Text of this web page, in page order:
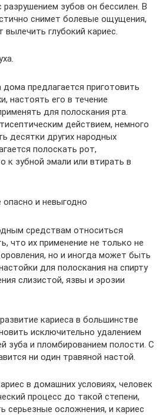
зубов он бессилен. В
снимет болевые ощущения,
глубокий кариес.
предлагается приготовить
настоять его в течение
для полоскания рта.
действием, немного
десятки других народных
полоскать рот,
к зубной эмали или втирать в
опасно и невыгодно
средствам относиться
что их применение не только не
но и иногда может быть
для полоскания на спирту
слизистой, язвы и эрозии
кариеса в большинстве
исключительно удалением
зуба и пломбированием полости. С
ни один травяной настой.
в домашних условиях, человек
процесс до такой степени,
серьезные осложнения, и кариес